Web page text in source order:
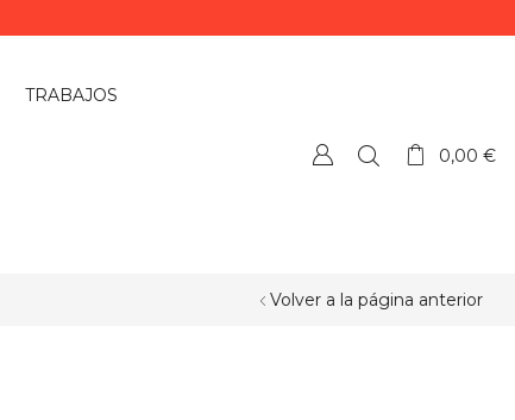
TRABAJOS
0,00€
Volver a la página anterior